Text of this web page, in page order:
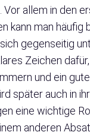
Vor allem in den
kann man häufig
gegenseitig
Zeichen
und ein
später auch in
eine wichtige
anderen